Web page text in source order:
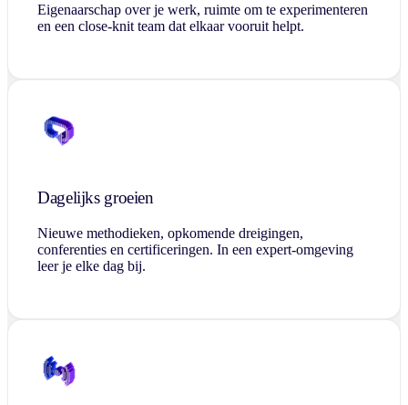
Eigenaarschap over je werk, ruimte om te experimenteren
en een close-knit team dat elkaar vooruit helpt.
Dagelijks groeien
Nieuwe methodieken, opkomende dreigingen,
conferenties en certificeringen. In een expert-omgeving
leer je elke dag bij.